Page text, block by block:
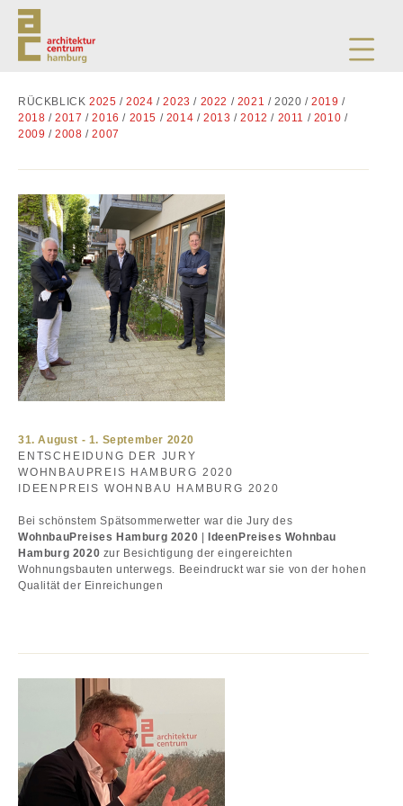
RÜCKBLICK 2025 /2024 /2023 / 2022 / 2021 / 2020 /2019 /
2018 /2017 /2016 / 2015 / 2014 /2013 /2012 / 2011 / 2010 /
2009 /2008 /2007
31. August - 1. September 2020
ENTSCHEIDUNG DER JURY
WOHNBAUPREIS HAMBURG 2020
IDEENPREIS WOHNBAU HAMBURG 2020
Bei schönstem Spätsommerwetter war die Jury des
WohnbauPreises Hamburg 2020
IdeenPreises Wohnbau
Hamburg 2020 zur Besichtigung der eingereichten
Wohnungsbauten unterwegs. Beeindruckt war sie von der hohen
Qualität der Einreichungen